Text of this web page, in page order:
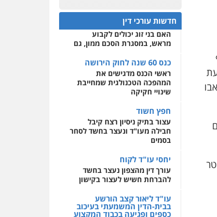
ומעצרים סייבר ניהול
משברים פליליים
0506355388
עו"ד דרוויש נאשף
פלילי פשיעה חמורה
אדם
0527448141
חליל ביאדי – משרד
עורכי דין
פלילי דיני תעבורה מעצרים
0509636895
עו"ד איהאב זבידאת
פשע עבירות המתה
עבירות מין
0522508109
אחסון אתרים
מהירות הגנה גיבוי
לעורכי דין
מרכז התחלה חדשה
שירותים מקצועיים לעורכי
דין
0544500346
חדשות עורכי דין
המתח שבין חוק יחסי ממון
לבין חוק הירושה
האם בני זוג יכולים לקבוע
מראש, במסגרת הסכם ממון, גם
כנס 60 שנה לחוק הירושה
ראשי הכנס מדגישים את
המהפכה הטכנולגית שמחייבת
שינויי חקיקה
חפץ חשוד
עצור בתיק ניסיון רצח קיבל
חבילה מעו"ד ונעצר בחשד לסחר
בסמים
יחסי עו"ד לקוח
עורך דין מהצפון נעצר בחשד
להברחת חשיש לעצור בקישון
עו"ד ליאור קצב הורשע
בבית-הדין המשמעתי בעיכוב
כספים ופגיעה בכבוד המקצוע